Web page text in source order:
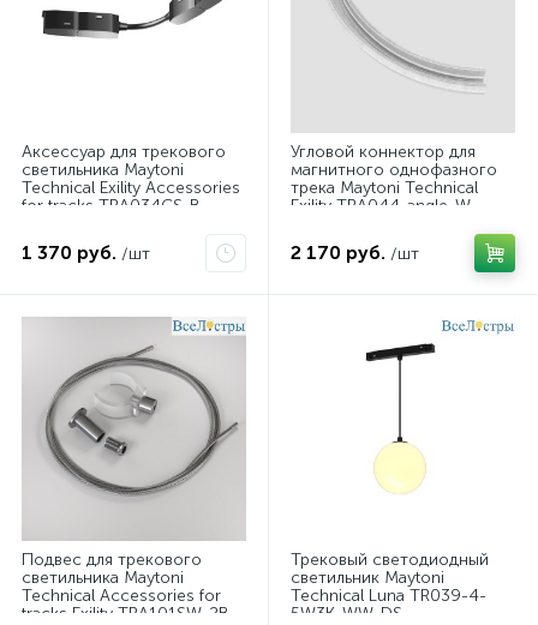
Аксессуар для трекового
светильника Maytoni
Technical Exility Accessories
for tracks TRA034CS-B
1 370 руб. /шт
Угловой коннектор для
магнитного однофазного
трека Maytoni Technical
Exility TRA044-angle-W
2 170 руб. /шт
Подвес для трекового
светильника Maytoni
Technical Accessories for
tracks Exility TRA101SW-2B
Трековый светодиодный
светильник Maytoni
Technical Luna TR039-4-
5W3K-WW-DS